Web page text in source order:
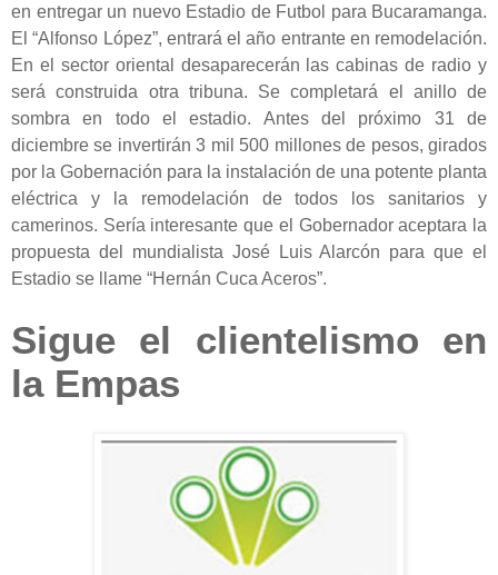
en entregar un nuevo Estadio de Futbol para Bucaramanga.
El “Alfonso López”, entrará el año entrante en remodelación.
En el sector oriental desaparecerán las cabinas de radio y
será construida otra tribuna. Se completará el anillo de
sombra en todo el estadio. Antes del próximo 31 de
diciembre se invertirán 3 mil 500 millones de pesos, girados
por la Gobernación para la instalación de una potente planta
eléctrica y la remodelación de todos los sanitarios y
camerinos. Sería interesante que el Gobernador aceptara la
propuesta del mundialista José Luis Alarcón para que el
Estadio se llame “Hernán Cuca Aceros”.
Sigue el clientelismo en
la Empas